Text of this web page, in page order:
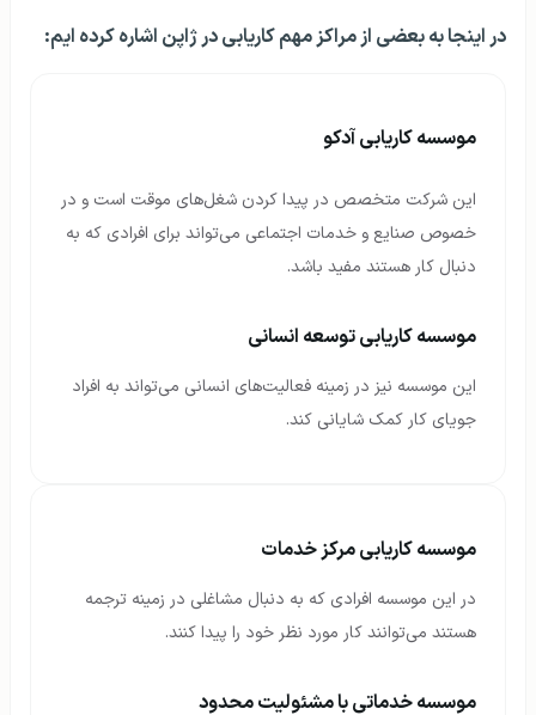
در اینجا به بعضی از مراکز مهم کاریابی در ژاپن اشاره کرده ایم:
موسسه کاریابی آدکو
این شرکت متخصص در پیدا کردن شغل‌های موقت است و در
خصوص صنایع و خدمات اجتماعی می‌تواند برای افرادی که به
دنبال کار هستند مفید باشد.
موسسه کاریابی توسعه انسانی
این موسسه نیز در زمینه فعالیت‌های انسانی می‌تواند به افراد
جویای کار کمک شایانی کند.
موسسه کاریابی مرکز خدمات
در این موسسه افرادی که به دنبال مشاغلی در زمینه ترجمه
هستند می‌توانند کار مورد نظر خود را پیدا کنند.
موسسه خدماتی با مشئولیت محدود